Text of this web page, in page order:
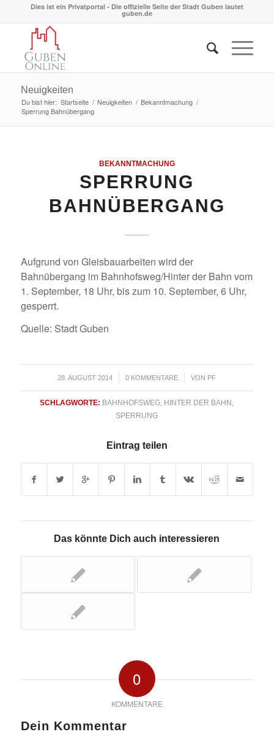
Dies ist ein Privatportal - Die offizielle Seite der Stadt Guben lautet
guben.de
Neuigkeiten
Du bist hier: Startseite / Neuigkeiten / Bekanntmachung /
Sperrung Bahnübergang
BEKANNTMACHUNG
SPERRUNG
BAHNÜBERGANG
Aufgrund von Gleisbauarbeiten wird der
Bahnübergang im Bahnhofsweg/Hinter der Bahn vom
1. September, 18 Uhr, bis zum 10. September, 6 Uhr,
gesperrt.
Quelle: Stadt Guben
28. AUGUST 2014
/ 0 KOMMENTARE
/ VON PF
SCHLAGWORTE: BAHNHOFSWEG HINTER DER BAHN
SPERRUNG
Eintrag teilen
Das könnte Dich auch interessieren
0
KOMMENTARE
Dein Kommentar